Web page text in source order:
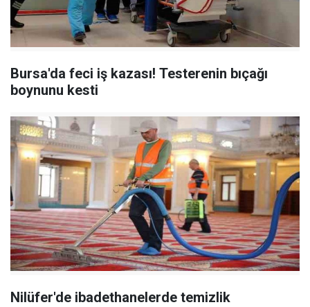
Bursa'da feci iş kazası! Testerenin bıçağı
boynunu kesti
Nilüfer'de ibadethanelerde temizlik